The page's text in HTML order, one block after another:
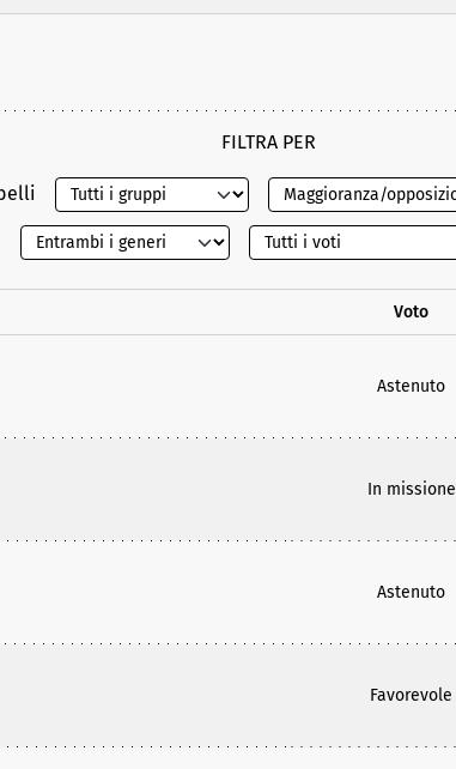
FILTRA PER
Voto
Astenuto
In missione
Astenuto
Favorevole